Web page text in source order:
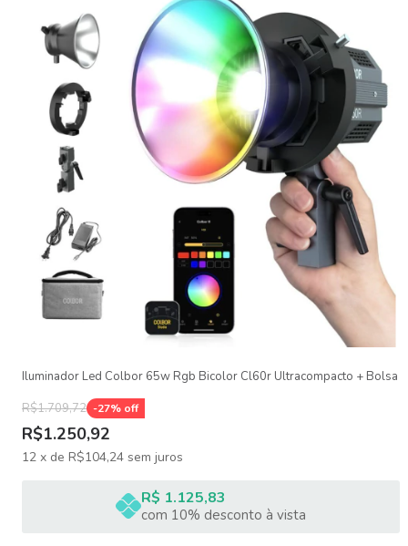
Iluminação:
W60R: 1,930Lux (a 1m 6500K, sem Refletor); 3,600Lux (a 1m
6500K, com Refletor)
Potência de saída COB:
W60R: C/W:60W R/G/B:30W
Conector: DC/Tipo C
Modo de resfriamento: Inteligente/Silencioso/Desempenho
Material do corpo: PC+ABS
Temperatura de operação: -10~40℃
Peso leve: 345g
Dimensão da Luz: 157x43x93mm
01 COLBOR W60R LED RGB Monolight portátil
01 Adaptador de energia
01 Cabo de alimentação
01 Domo de difusão
01 Protetor de capa COB
Garantia limitada do fabricante de 1 ano
Iluminador Led Colbor 65w Rgb Bicolor Cl60r Ultracompacto + Bolsa
R$1.709,72 -27% off
R$1.250,92
12 x de R$104,24 sem juros
R$ 1.125,83
com 10% desconto à vista